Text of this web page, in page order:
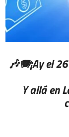
🎶🪗¡Ay el
Y allá en